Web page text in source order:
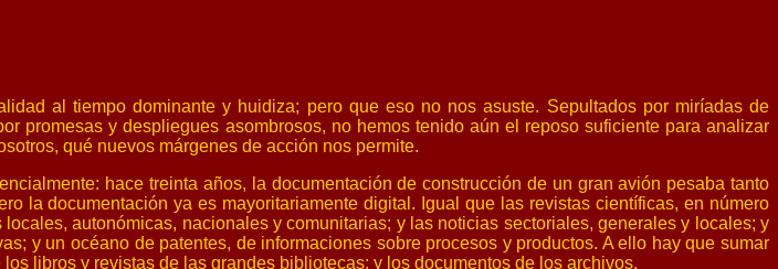
al tiempo dominante y huidiza; pero que eso no nos asuste. Sepultados por miríadas de
promesas y despliegues asombrosos, no hemos tenido aún el reposo suficiente para analizar
qué nuevos márgenes de acción nos permite.
hace treinta años, la documentación de construcción de un gran avión pesaba tanto
la documentación ya es mayoritariamente digital. Igual que las revistas científicas, en número
autonómicas, nacionales y comunitarias; y las noticias sectoriales, generales y locales; y
y un océano de patentes, de informaciones sobre procesos y productos. A ello hay que sumar
libros y revistas de las grandes bibliotecas; y los documentos de los archivos.